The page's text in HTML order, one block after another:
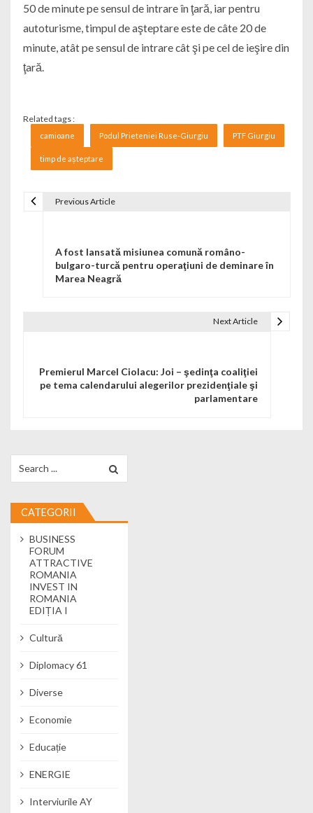
50 de minute pe sensul de intrare în ţară, iar pentru
autoturisme, timpul de aşteptare este de câte 20 de
minute, atât pe sensul de intrare cât şi pe cel de ieşire din
ţară.
Related tags :
camioane Podul Prieteniei Ruse-Giurgiu PTF Giurgiu
timp de așteptare
Previous Article
A fost lansată misiunea comună româno-
bulgaro-turcă pentru operaţiuni de deminare în
Marea Neagră
Next Article
Premierul Marcel Ciolacu: Joi – şedinţa coaliţiei
pe tema calendarului alegerilor prezidenţiale şi
parlamentare
CATEGORII
BUSINESS
FORUM
ATTRACTIVE
ROMANIA
INVEST IN
ROMANIA
EDIȚIA I
Cultură
Diplomacy 61
Diverse
Economie
Educație
ENERGIE
Interviurile AY